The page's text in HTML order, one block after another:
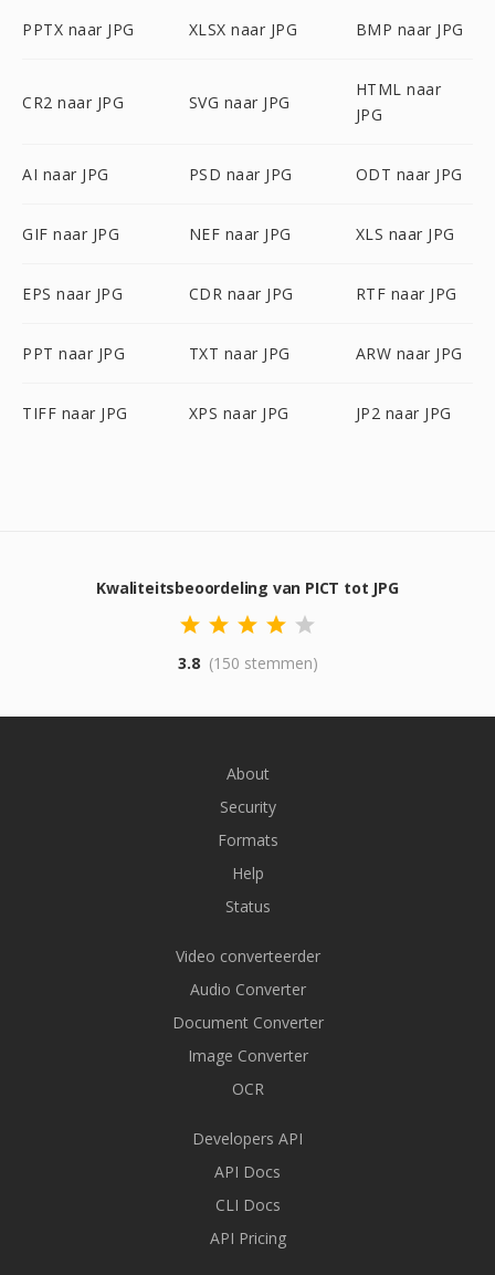
PPTX naar JPG XLSX naar JPG BMP naar JPG
CR2 naar JPG SVG naar JPG
HTML naar
JPG
AI naar JPG PSD naar JPG ODT naar JPG
GIF naar JPG NEF naar JPG XLS naar JPG
EPS naar JPG CDR naar JPG RTF naar JPG
PPT naar JPG TXT naar JPG ARW naar JPG
TIFF naar JPG XPS naar JPG JP2 naar JPG
Kwaliteitsbeoordeling van PICT tot JPG
3.8 (150 stemmen)
About
Security
Formats
Help
Status
Video converteerder
Audio Converter
Document Converter
Image Converter
OCR
Developers API
API Docs
CLI Docs
API Pricing